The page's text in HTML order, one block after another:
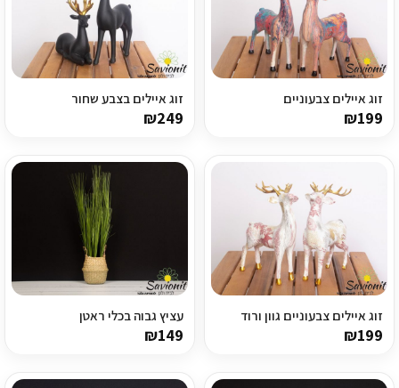
טיפים והמלצות
עבודות אחרונות
צור קשר
הצהרת נגישות
התחבר / הרשם
זוג איילים צבעוניים
₪199
זוג איילים בצבע שחור
₪249
זוג איילים צבעוניים גוון ורוד
₪199
עציץ גבוה בכלי ראטן
₪149